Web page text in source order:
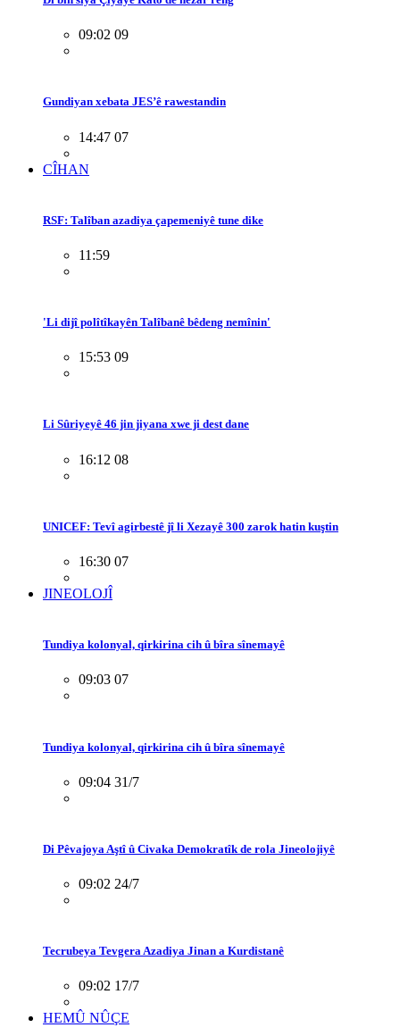
09:02 09
Gundiyan xebata JES’ê rawestandin
14:47 07
CÎHAN
RSF: Talîban azadiya çapemeniyê tune dike
11:59
'Li dijî polîtîkayên Talîbanê bêdeng nemînin'
15:53 09
Li Sûriyeyê 46 jin jiyana xwe ji dest dane
16:12 08
UNICEF: Tevî agirbestê jî li Xezayê 300 zarok hatin kuştin
16:30 07
JINEOLOJÎ
Tundiya kolonyal, qirkirina cih û bîra sînemayê
09:03 07
Tundiya kolonyal, qirkirina cih û bîra sînemayê
09:04 31/7
Di Pêvajoya Aştî û Civaka Demokratîk de rola Jineolojiyê
09:02 24/7
Tecrubeya Tevgera Azadiya Jinan a Kurdistanê
09:02 17/7
HEMÛ NÛÇE